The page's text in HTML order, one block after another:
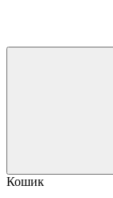
Кошик